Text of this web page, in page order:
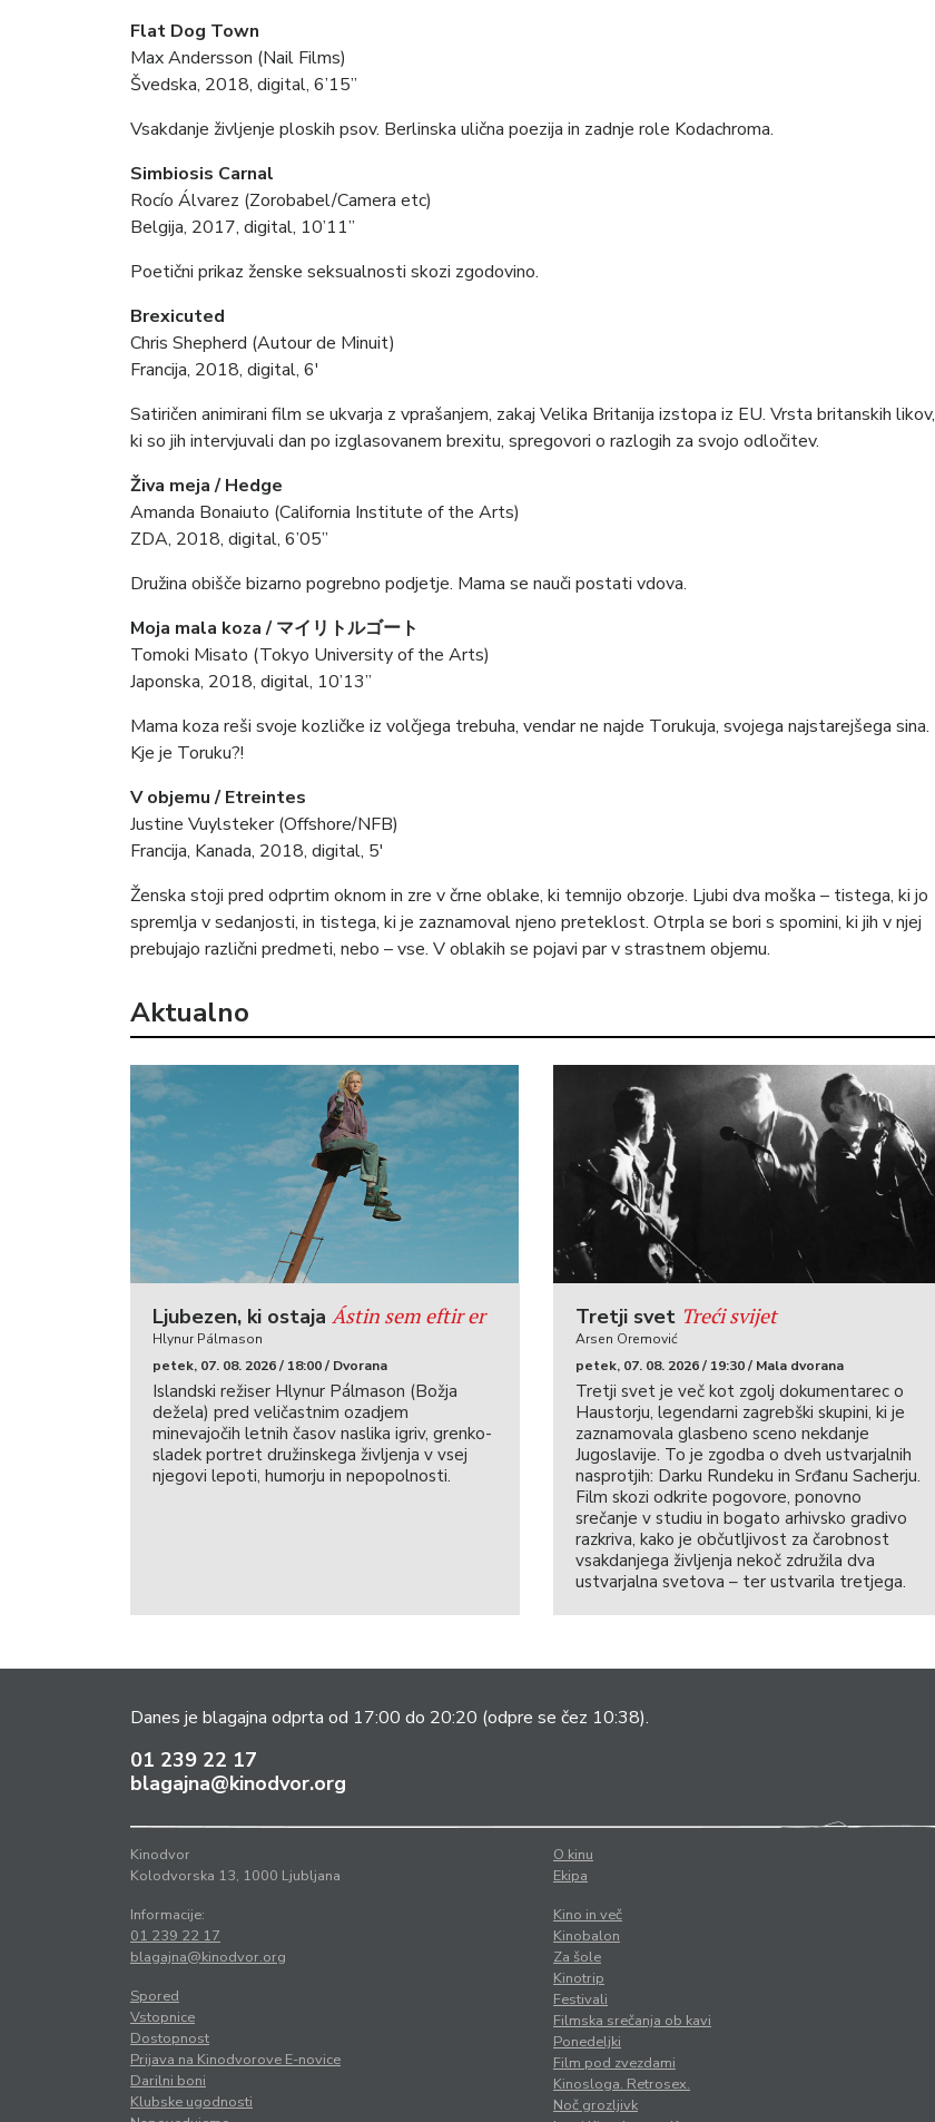
Flat Dog Town
Max Andersson (Nail Films)
Švedska, 2018, digital, 6’15”
Vsakdanje življenje ploskih psov. Berlinska ulična poezija in zadnje role Kodachroma.
Simbiosis Carnal
Rocío Álvarez (Zorobabel/Camera etc)
Belgija, 2017, digital, 10’11”
Poetični prikaz ženske seksualnosti skozi zgodovino.
Brexicuted
Chris Shepherd (Autour de Minuit)
Francija, 2018, digital, 6′
Satiričen animirani film se ukvarja z vprašanjem, zakaj Velika Britanija izstopa iz EU. Vrsta britanskih likov,
ki so jih intervjuvali dan po izglasovanem brexitu, spregovori o razlogih za svojo odločitev.
Živa meja / Hedge
Amanda Bonaiuto (California Institute of the Arts)
ZDA, 2018, digital, 6’05”
Družina obišče bizarno pogrebno podjetje. Mama se nauči postati vdova.
Moja mala koza /マイリトルゴート
Tomoki Misato (Tokyo University of the Arts)
Japonska, 2018, digital, 10’13”
Mama koza reši svoje kozličke iz volčjega trebuha, vendar ne najde Torukuja, svojega najstarejšega sina.
Kje je Toruku?!
V objemu / Etreintes
Justine Vuylsteker (Offshore/NFB)
Francija, Kanada, 2018, digital, 5′
Ženska stoji pred odprtim oknom in zre v črne oblake, ki temnijo obzorje. Ljubi dva moška – tistega, ki jo
spremlja v sedanjosti, in tistega, ki je zaznamoval njeno preteklost. Otrpla se bori s spomini, ki jih v njej
prebujajo različni predmeti, nebo – vse. V oblakih se pojavi par v strastnem objemu.
Aktualno
Ljubezen, ki ostaja Ástin sem eftir er
Hlynur Pálmason
petek, 07. 08. 2026 / 18:00 / Dvorana
Islandski režiser Hlynur Pálmason (Božja
dežela) pred veličastnim ozadjem
minevajočih letnih časov naslika igriv, grenko-
sladek portret družinskega življenja v vsej
njegovi lepoti, humorju in nepopolnosti.
Tretji svet Treći svijet
Arsen Oremović
petek, 07. 08. 2026 / 19:30 / Mala dvorana
Tretji svet je več kot zgolj dokumentarec o
Haustorju, legendarni zagrebški skupini, ki je
zaznamovala glasbeno sceno nekdanje
Jugoslavije. To je zgodba o dveh ustvarjalnih
nasprotjih: Darku Rundeku in Srđanu Sacherju.
Film skozi odkrite pogovore, ponovno
srečanje v studiu in bogato arhivsko gradivo
razkriva, kako je občutljivost za čarobnost
vsakdanjega življenja nekoč združila dva
ustvarjalna svetova – ter ustvarila tretjega.
Danes je blagajna odprta od 17:00 do 20:20 (odpre se čez 10:38).
01 239 22 17
blagajna@kinodvor.org
Kinodvor
Kolodvorska 13, 1000 Ljubljana
Informacije:
01 239 22 17
blagajna@kinodvor.org
Spored
Vstopnice
Dostopnost
Prijava na Kinodvorove E-novice
Darilni boni
Klubske ugodnosti
O kinu
Ekipa
Kino in več
Kinobalon
Za šole
Kinotrip
Festivali
Filmska srečanja ob kavi
Ponedeljki
Film pod zvezdami
Kinosloga. Retrosex.
Noč grozljivk